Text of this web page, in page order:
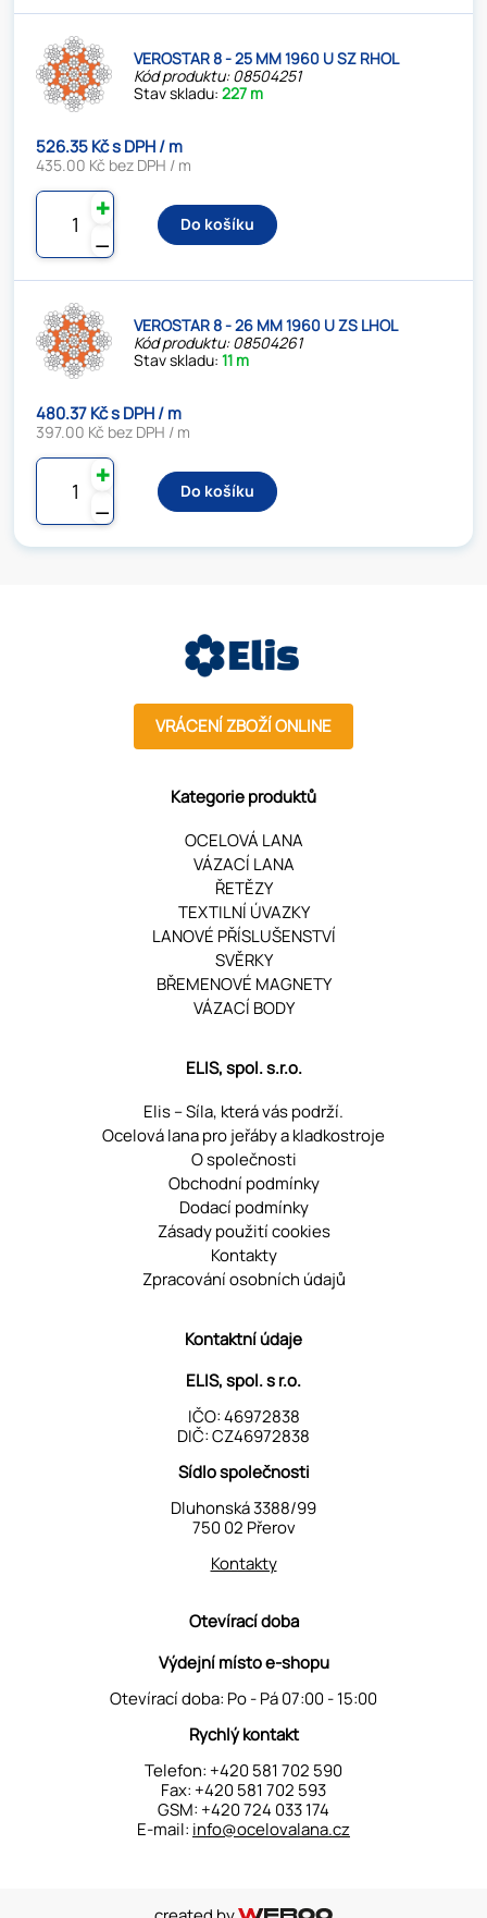
VEROSTAR 8 - 25 MM 1960 U SZ RHOL
Kód produktu: 08504251
Stav skladu:227 m
526.35 Kč s DPH / m
435.00 Kč bez DPH / m
⚊
✚
Do košíku
VEROSTAR 8 - 26 MM 1960 U ZS LHOL
Kód produktu: 08504261
Stav skladu:11 m
480.37 Kč s DPH / m
397.00 Kč bez DPH / m
⚊
✚
Do košíku
VRÁCENÍ ZBOŽÍ ONLINE
Kategorie produktů
OCELOVÁ LANA
VÁZACÍ LANA
ŘETĚZY
TEXTILNÍ ÚVAZKY
LANOVÉ PŘÍSLUŠENSTVÍ
SVĚRKY
BŘEMENOVÉ MAGNETY
VÁZACÍ BODY
ELIS, spol. s.r.o.
Elis – Síla, která vás podrží.
Ocelová lana pro jeřáby a kladkostroje
O společnosti
Obchodní podmínky
Dodací podmínky
Zásady použití cookies
Kontakty
Zpracování osobních údajů
Kontaktní údaje
ELIS, spol. s r.o.
IČO: 46972838
DIČ: CZ46972838
Sídlo společnosti
Dluhonská 3388/99
750 02 Přerov
Kontakty
Otevírací doba
Výdejní místo e-shopu
Otevírací doba: Po - Pá 07:00 - 15:00
Rychlý kontakt
Telefon: +420 581 702 590
Fax: +420 581 702 593
GSM: +420 724 033 174
E-mail: info@ocelovalana.cz